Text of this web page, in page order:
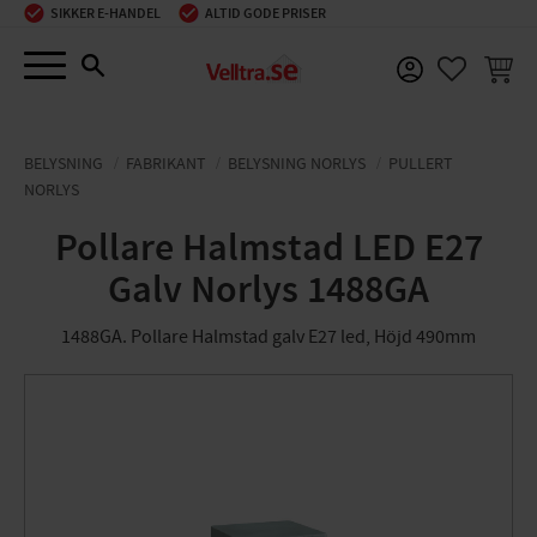
Menu
SIKKER E-HANDEL ALTID GODE PRISER
BELYSNING FABRIKANT BELYSNING NORLYS
PULLERT
NORLYS
Pollare Halmstad LED E27
Galv Norlys 1488GA
1488GA. Pollare Halmstad galv E27 led, Höjd 490mm